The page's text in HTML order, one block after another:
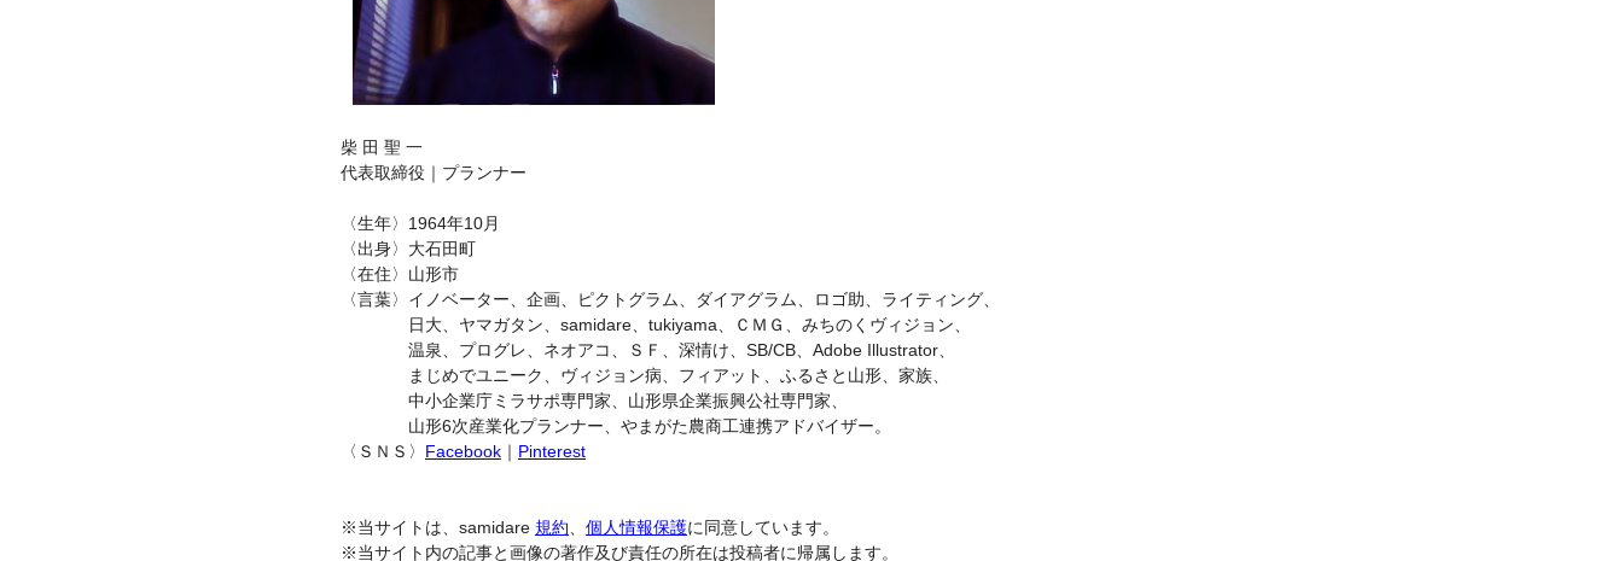
柴 田 聖 一
代表取締役｜プランナー
〈生年〉1964年10月
〈出身〉大石田町
〈在住〉山形市
〈言葉〉イノベーター、企画、ピクトグラム、ダイアグラム、ロゴ助、ライティング、
日大、ヤマガタン、samidare、tukiyama、ＣＭＧ、みちのくヴィジョン、
温泉、プログレ、ネオアコ、ＳＦ、深情け、SB/CB、Adobe Illustrator、
まじめでユニーク、ヴィジョン病、フィアット、ふるさと山形、家族、
中小企業庁ミラサポ専門家、山形県企業振興公社専門家、
山形6次産業化プランナー、やまがた農商工連携アドバイザー。
〈ＳＮＳ〉 Facebook ｜ Pinterest
※当サイトは、samidare 規約 個人情報保護に同意しています。
※当サイト内の記事と画像の著作及び責任の所在は投稿者に帰属します。